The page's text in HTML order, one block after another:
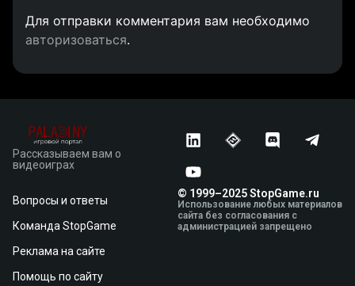
Для отправки комментария вам необходимо
авторизоваться.
Рассказываем вам о
видеоиграх
Вопросы и ответы
Команда StopGame
Реклама на сайте
Помощь по сайту
© 1999–2025 StopGame.ru
Использование любых материалов
сайта без согласования с
администрацией запрещено